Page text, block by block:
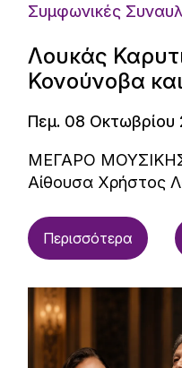
Συμφωνικές
Λουκάς
Κονούνοβα
Πεμ. 08 Οκτωβρίου
ΜΕΓΑΡΟ
Αίθουσα Χρήστος
Περισσότερα